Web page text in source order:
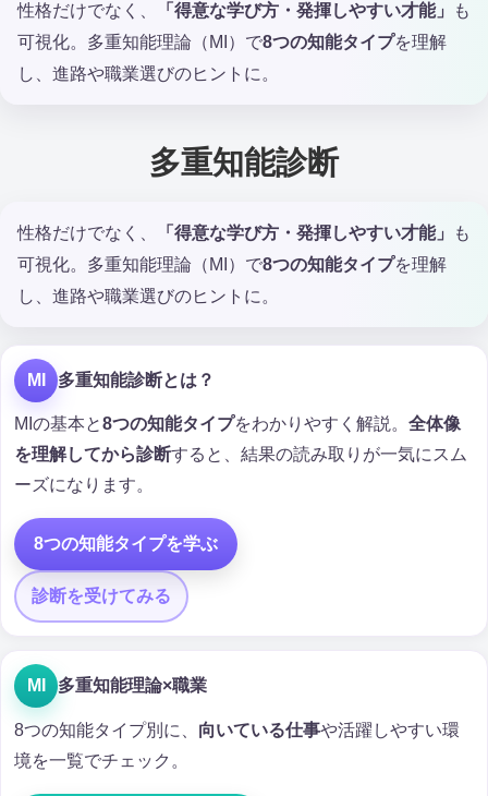
性格だけでなく、 「得意な学び方・発揮しやすい才能」
も
可視化。多重知能理論（MI）で8つの知能タイプを理解
し、進路や職業選びのヒントに。
多重知能診断
性格だけでなく、 「得意な学び方・発揮しやすい才能」
も
可視化。多重知能理論（MI）で8つの知能タイプを理解
し、進路や職業選びのヒントに。
MI 多重知能診断とは？
MIの基本と8つの知能タイプをわかりやすく解説。 全体像
を理解してから診断すると、結果の読み取りが一気にスム
ーズになります。
8つの知能タイプを学ぶ
診断を受けてみる
MI 多重知能理論×職業
8つの知能タイプ別に、 向いている仕事や活躍しやすい環
境を一覧でチェック。